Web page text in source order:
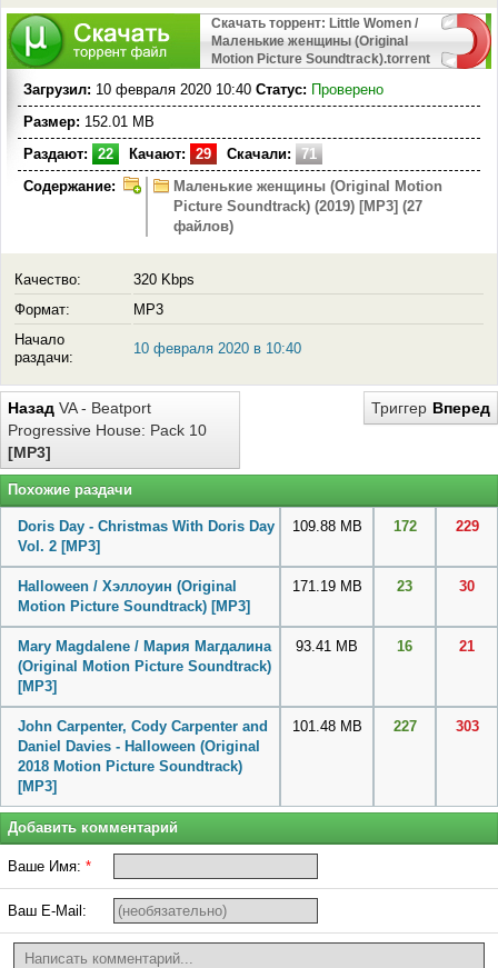
Скачать торрент: Little Women /
Маленькие женщины (Original
Motion Picture Soundtrack).torrent
Загрузил: 10 февраля 2020 10:40 Статус: Проверено
Размер: 152.01 MB
Раздают:
22 Качают: 29 Скачали:
71
Содержание:
Маленькие женщины (Original Motion
Picture Soundtrack) (2019) [MP3] (27
файлов)
Качество:
320 Kbps
Формат:
MP3
Начало
раздачи:
10 февраля 2020 в 10:40
Назад VA - Beatport
Progressive House: Pack 10
[MP3]
Вперед
Триггер
Похожие раздачи
Doris Day - Christmas With Doris Day
Vol. 2 [MP3]
109.88 MB 172 229
Halloween / Хэллоуин (Original
Motion Picture Soundtrack) [MP3]
171.19 MB 23 30
Mary Magdalene / Мария Магдалина
(Original Motion Picture Soundtrack)
[MP3]
93.41 MB 16 21
John Carpenter, Cody Carpenter and
Daniel Davies - Halloween (Original
2018 Motion Picture Soundtrack)
[MP3]
101.48 MB 227 303
Добавить комментарий
Ваше Имя: *
Ваш E-Mail: